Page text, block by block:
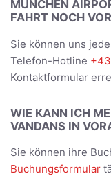
MÜNCHEN
FAHRT NOCH
Sie können uns
Telefon-Hotline
Kontaktformular
WIE KANN ICH
VANDANS IN
Sie können ihre
Buchungsformular